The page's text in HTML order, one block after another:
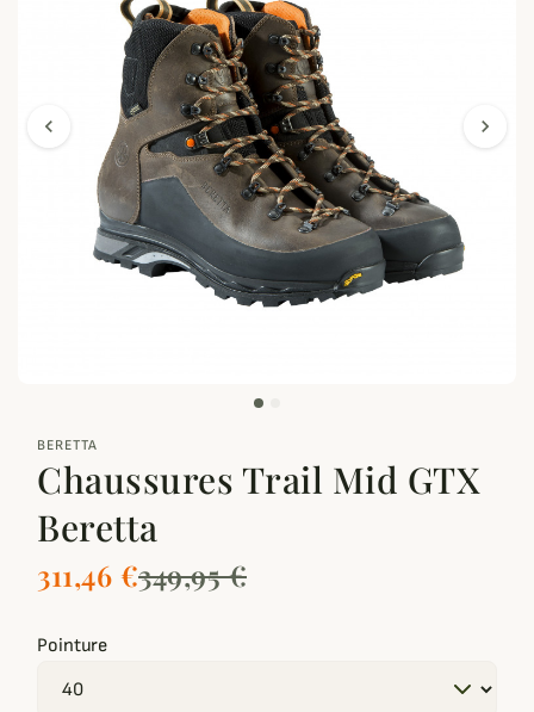
chevron_left
zoom_out_map
chevron_right
BERETTA
Chaussures Trail Mid GTX
Beretta
311,46 €349,95 €
Pointure